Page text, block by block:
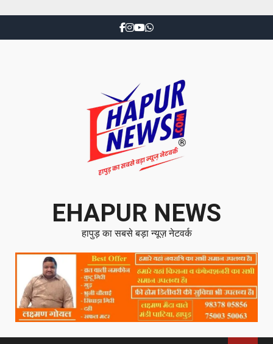
EHAPUR NEWS
हापुड़ का सबसे बड़ा न्यूज़ नेटवर्क